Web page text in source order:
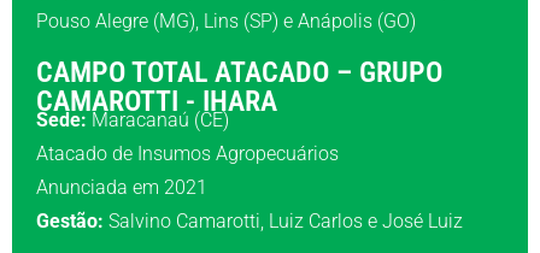
Pouso Alegre (MG), Lins (SP) e Anápolis (GO)
CAMPO TOTAL ATACADO – GRUPO
CAMAROTTI - IHARA
Sede: Maracanaú (CE)
Atacado de Insumos Agropecuários
Anunciada em 2021
Gestão: Salvino Camarotti, Luiz Carlos e José Luiz